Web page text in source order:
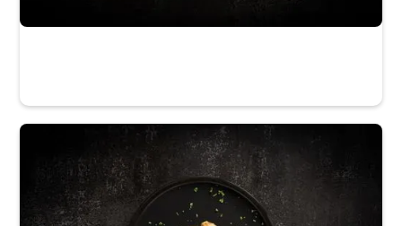
La Maison du Gibier